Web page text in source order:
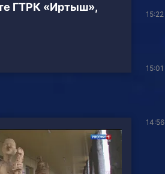
ГТРК «Иртыш»,
15:22
15:01
14:56